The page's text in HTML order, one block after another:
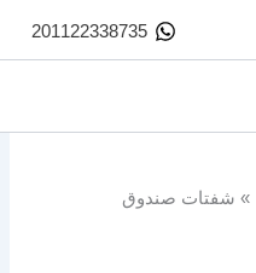
201122338735
شفتات صندوق